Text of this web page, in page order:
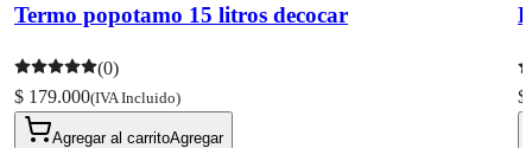
Termo popotamo 15 litros decocar
(0)
$ 179.000(IVA Incluido)
Agregar al carritoAgregar
$